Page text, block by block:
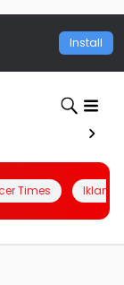
Install
Times Iklanin